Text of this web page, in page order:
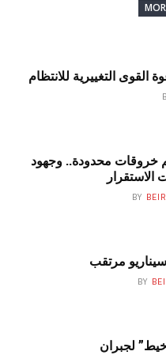
التغييرية للانتظام
خروقات محدودة.. وجهود
الاستقرار
BY
مرتقب
BY
لجبران